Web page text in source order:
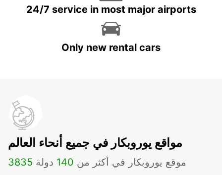
24/7 service in most major airports
Only new rental cars
مواقع يوروبكار في جميع أنحاء العالم
3835 موقع يوروبكار في أكثر من 140 دولة